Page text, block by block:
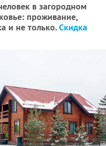
в загородном
проживание,
и не только.Скидка